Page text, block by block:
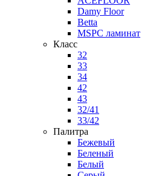
Damy Floor
Betta
MSPC ламинат
Класс
32
33
34
42
43
32/41
33/42
Палитра
Бежевый
Беленый
Белый